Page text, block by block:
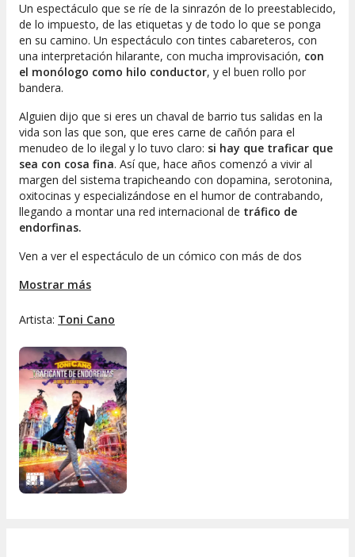
Un espectáculo que se ríe de la sinrazón de lo preestablecido,
de lo impuesto, de las etiquetas y de todo lo que se ponga
en su camino. Un espectáculo con tintes cabareteros, con
una interpretación hilarante, con mucha improvisación, con
el monólogo como hilo conductor, y el buen rollo por
bandera.
Alguien dijo que si eres un chaval de barrio tus salidas en la
vida son las que son, que eres carne de cañón para el
menudeo de lo ilegal y lo tuvo claro: si hay que traficar que
sea con cosa fina. Así que, hace años comenzó a vivir al
margen del sistema trapicheando con dopamina, serotonina,
oxitocinas y especializándose en el humor de contrabando,
llegando a montar una red internacional de tráfico de
endorfinas.
Ven a ver el espectáculo de un cómico con más de dos
la rutina y cargar pilas a base de sonrisas, risas y carcajadas.
Mostrar más
Artista: Toni Cano